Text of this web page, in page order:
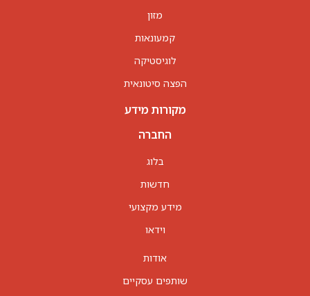
מזון
קמעונאות
לוגיסטיקה
הפצה סיטונאית
מקורות מידע
החברה
בלוג
חדשות
מידע מקצועי
וידאו
אודות
שותפים עסקיים